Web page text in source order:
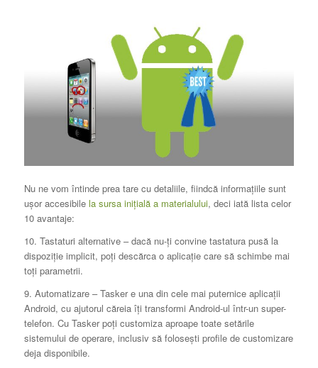
Nu ne vom întinde prea tare cu detaliile, fiindcă informaţiile sunt
uşor accesibile la sursa iniţială a materialului, deci iată lista celor
10 avantaje:
10. Tastaturi alternative – dacă nu-ţi convine tastatura pusă la
dispoziţie implicit, poţi descărca o aplicaţie care să schimbe mai
toţi parametrii.
9. Automatizare – Tasker e una din cele mai puternice aplicaţii
Android, cu ajutorul căreia îţi transformi Android-ul într-un super-
telefon. Cu Tasker poţi customiza aproape toate setările
sistemului de operare, inclusiv să foloseşti profile de customizare
deja disponibile.